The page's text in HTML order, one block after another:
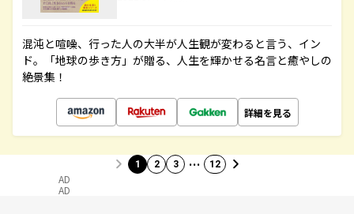
混沌と喧噪、行った人の大半が人生観が変わると言う、イン
ド。「地球の歩き方」が贈る、人生を輝かせる名言と癒やしの
絶景集！
詳細を見る
1 2 3 … 12
AD
AD